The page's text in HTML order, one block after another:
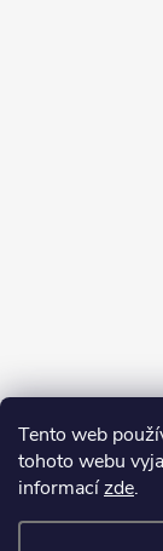
Tento web
tohoto webu
informacízde.